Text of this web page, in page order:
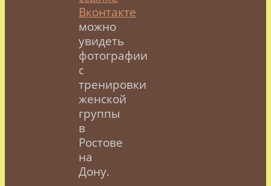
Вконтакте
можно
увидеть
фотографии
с
тренировки
женской
группы
в
Ростове
на
Дону.